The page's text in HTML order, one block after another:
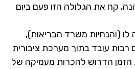
קח את הגלולה הזו פעם ביום
(והנחיות משרד הבריאות),
עובד בתוך מערכת ציבורית
הזמן הדרוש להכרות מעמיקה של